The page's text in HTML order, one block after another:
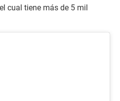
cual tiene más de 5 mil